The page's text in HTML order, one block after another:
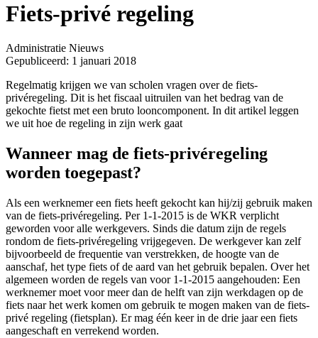
Fiets-privé regeling
Administratie Nieuws
Gepubliceerd: 1 januari 2018
Regelmatig krijgen we van scholen vragen over de fiets-
privéregeling. Dit is het fiscaal uitruilen van het bedrag van de
gekochte fietst met een bruto looncomponent. In dit artikel leggen
we uit hoe de regeling in zijn werk gaat
Wanneer mag de fiets-privéregeling
worden toegepast?
Als een werknemer een fiets heeft gekocht kan hij/zij gebruik maken
van de fiets-privéregeling. Per 1-1-2015 is de WKR verplicht
geworden voor alle werkgevers. Sinds die datum zijn de regels
rondom de fiets-privéregeling vrijgegeven. De werkgever kan zelf
bijvoorbeeld de frequentie van verstrekken, de hoogte van de
aanschaf, het type fiets of de aard van het gebruik bepalen. Over het
algemeen worden de regels van voor 1-1-2015 aangehouden: Een
werknemer moet voor meer dan de helft van zijn werkdagen op de
fiets naar het werk komen om gebruik te mogen maken van de fiets-
privé regeling (fietsplan). Er mag één keer in de drie jaar een fiets
aangeschaft en verrekend worden.